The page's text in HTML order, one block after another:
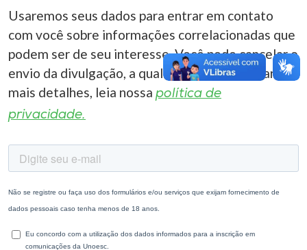
Usaremos seus dados para entrar em contato
com você sobre informações correlacionadas que
podem ser de seu interesse. Você pode cancelar o
envio da divulgação, a qualquer momento. Para
mais detalhes, leia nossa política de
privacidade.